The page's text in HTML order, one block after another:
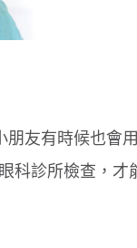
友有時候也會
科診所檢查，才